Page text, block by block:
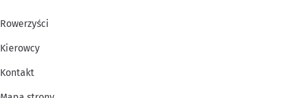
Rowerzyści
Kierowcy
Kontakt